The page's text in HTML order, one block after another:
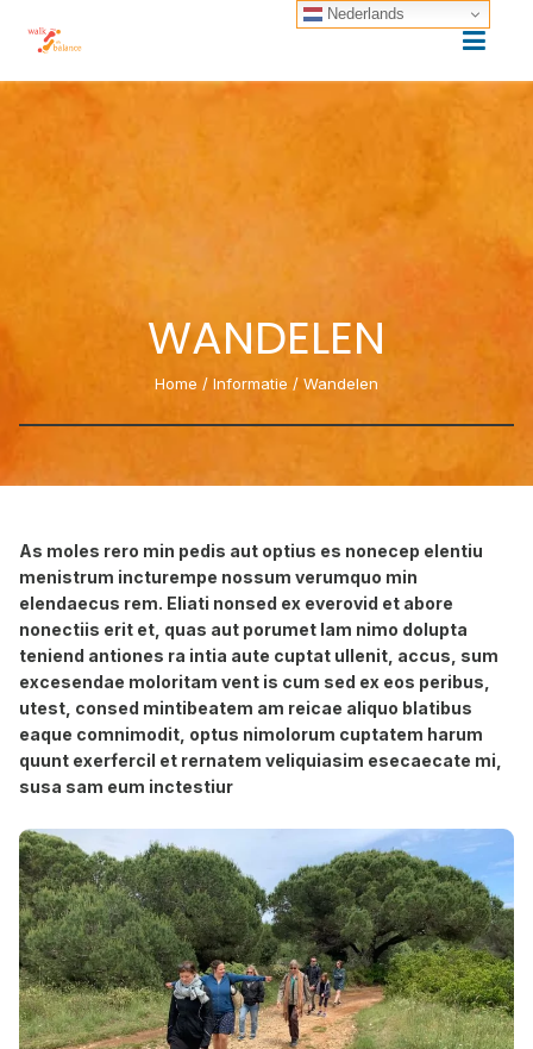
WANDELEN
Home / Informatie / Wandelen
As moles rero min pedis aut optius es nonecep elentiu
menistrum incturempe nossum verumquo min
elendaecus rem. Eliati nonsed ex everovid et abore
nonectiis erit et, quas aut porumet lam nimo dolupta
teniend antiones ra intia aute cuptat ullenit, accus, sum
excesendae moloritam vent is cum sed ex eos peribus,
utest, consed mintibeatem am reicae aliquo blatibus
eaque comnimodit, optus nimolorum cuptatem harum
quunt exerfercil et rernatem veliquiasim esecaecate mi,
susa sam eum inctestiur
Nederlands